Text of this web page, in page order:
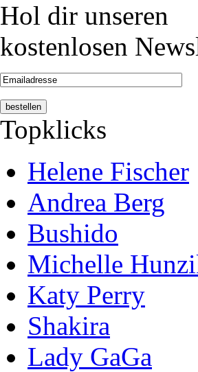
Hol dir unseren
kostenlosen
Topklicks
Helene Fischer
Andrea Berg
Bushido
Michelle
Katy Perry
Shakira
Lady GaGa